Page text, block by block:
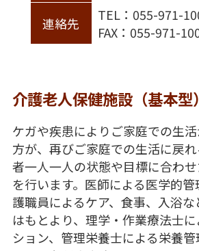
連絡先
TEL：055-971-
FAX：055-971-
介護老人保健施設（基本型）
ケガや疾患によりご家庭での生
方が、再びご家庭での生活に戻
者一人一人の状態や目標に合わ
を行います。医師による医学的
護職員によるケア、食事、入浴
はもとより、理学・作業療法士
ション、管理栄養士による栄養